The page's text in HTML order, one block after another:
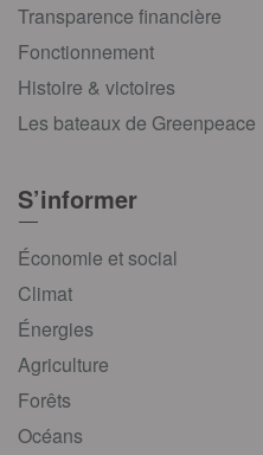
Transparence financière
Fonctionnement
Histoire & victoires
Les bateaux de Greenpeace
S’informer
Économie et social
Climat
Énergies
Agriculture
Forêts
Océans